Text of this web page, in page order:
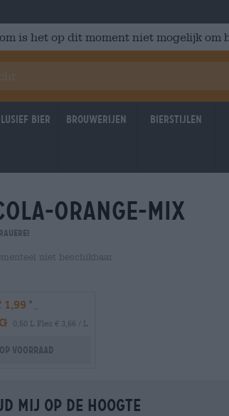
is het op dit moment niet mogelijk om
Bier Brouwerijen Bierstijlen
orange-mix
niet beschikbaar
1,99
0,50 L Fles € 3,66 / L
voorraad
mij op de hoogte